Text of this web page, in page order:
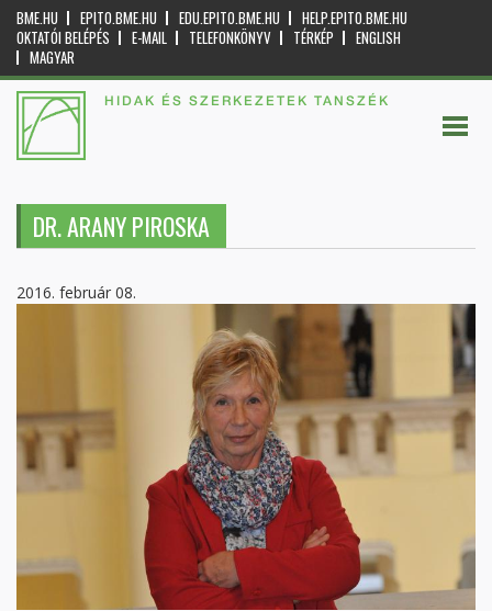
BME.HU EPITO.BME.HU EDU.EPITO.BME.HU
HELP.EPITO.BME.HU
OKTATÓI BELÉPÉS
E-MAIL TELEFONKÖNYV TÉRKÉP
ENGLISH
MAGYAR
HIDAK ÉS SZERKEZETEK TANSZÉK
DR. ARANY PIROSKA
2016. február 08.